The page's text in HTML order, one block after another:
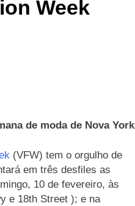
Week
de moda de Nova York
(VFW) tem o orgulho de
em três desfiles as
10 de fevereiro, às
e 18th Street ); e na